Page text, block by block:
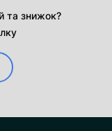
та знижок?